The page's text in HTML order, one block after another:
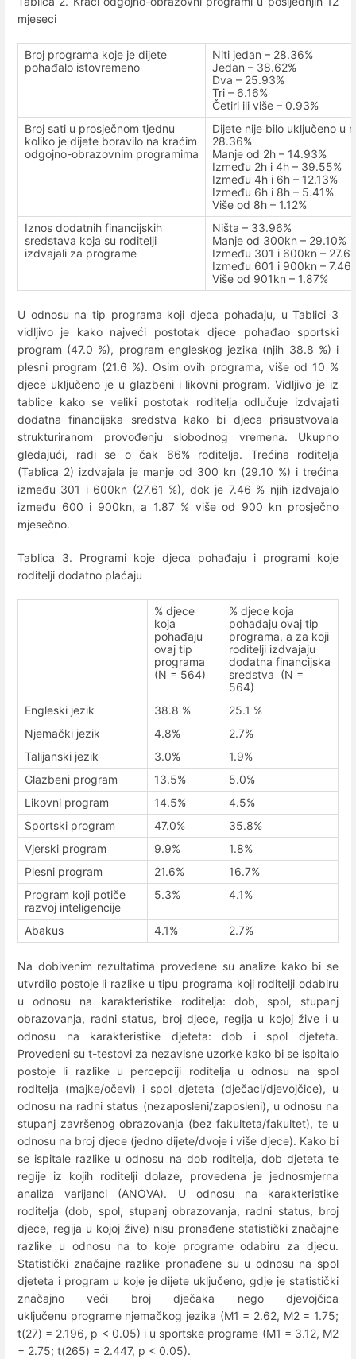
mjeseci
Broj programa koje je dijete
pohađalo istovremeno
Niti jedan – 28.36%
Jedan – 38.62%
Dva – 25.93%
Tri – 6.16%
Četiri ili više – 0.93%
Broj sati u prosječnom tjednu
koliko je dijete boravilo na kraćim
odgojno-obrazovnim programima
Dijete nije bilo uključeno u
28.36%
Manje od 2h – 14.93%
Između 2h i 4h – 39.55%
Između 4h i 6h – 12.13%
Između 6h i 8h – 5.41%
Više od 8h – 1.12%
Iznos dodatnih financijskih
sredstava koja su roditelji
izdvajali za programe
Ništa – 33.96%
Manje od 300kn – 29.10%
Između 301 i 600kn –
Između 601 i 900kn –
Više od 901kn – 1.87%
U odnosu na tip programa koji djeca pohađaju, u Tablici 3
vidljivo je kako najveći postotak djece pohađao sportski
program (47.0 %), program engleskog jezika (njih 38.8 %) i
plesni program (21.6 %). Osim ovih programa, više od 10 %
djece uključeno je u glazbeni i likovni program. Vidljivo je iz
tablice kako se veliki postotak roditelja odlučuje izdvajati
dodatna financijska sredstva kako bi djeca prisustvovala
strukturiranom provođenju slobodnog vremena. Ukupno
gledajući, radi se o čak 66% roditelja. Trećina roditelja
(Tablica 2) izdvajala je manje od 300 kn (29.10 %) i trećina
između 301 i 600kn (27.61 %), dok je 7.46 % njih izdvajalo
između 600 i 900kn, a 1.87 % više od 900 kn prosječno
mjesečno.
Tablica 3. Programi koje djeca pohađaju i programi koje
roditelji dodatno plaćaju
% djece
koja
pohađaju
ovaj tip
programa
(N = 564)
% djece koja
pohađaju ovaj tip
programa, a za koji
roditelji izdvajaju
dodatna financijska
sredstva (N =
564)
Engleski jezik
38.8 %
25.1 %
Njemački jezik
4.8%
2.7%
Talijanski jezik
3.0%
1.9%
Glazbeni program
13.5%
5.0%
Likovni program
14.5%
4.5%
Sportski program
47.0%
35.8%
Vjerski program
9.9%
1.8%
Plesni program
21.6%
16.7%
Program koji potiče
razvoj inteligencije
5.3% 4.1%
Abakus 4.1% 2.7%
Na dobivenim rezultatima provedene su analize kako bi se
utvrdilo postoje li razlike u tipu programa koji roditelji odabiru
u odnosu na karakteristike roditelja: dob, spol, stupanj
obrazovanja, radni status, broj djece, regija u kojoj žive i u
odnosu na karakteristike djeteta: dob i spol djeteta.
Provedeni su t-testovi za nezavisne uzorke kako bi se ispitalo
postoje li razlike u percepciji roditelja u odnosu na spol
roditelja (majke/očevi) i spol djeteta (dječaci/djevojčice), u
odnosu na radni status (nezaposleni/zaposleni), u odnosu na
stupanj završenog obrazovanja (bez fakulteta/fakultet), te u
odnosu na broj djece (jedno dijete/dvoje i više djece). Kako bi
se ispitale razlike u odnosu na dob roditelja, dob djeteta te
regije iz kojih roditelji dolaze, provedena je jednosmjerna
analiza varijanci (ANOVA). U odnosu na karakteristike
roditelja (dob, spol, stupanj obrazovanja, radni status, broj
djece, regija u kojoj žive) nisu pronađene statistički značajne
razlike u odnosu na to koje programe odabiru za djecu.
Statistički značajne razlike pronađene su u odnosu na spol
djeteta i program u koje je dijete uključeno, gdje je statistički
značajno veći broj dječaka nego djevojčica
uključenu programe njemačkog jezika (M1 = 2.62, M2 = 1.75;
t(27) = 2.196, p < 0.05) i u sportske programe (M1 = 3.12, M2
= 2.75; t(265) = 2.447, p < 0.05).